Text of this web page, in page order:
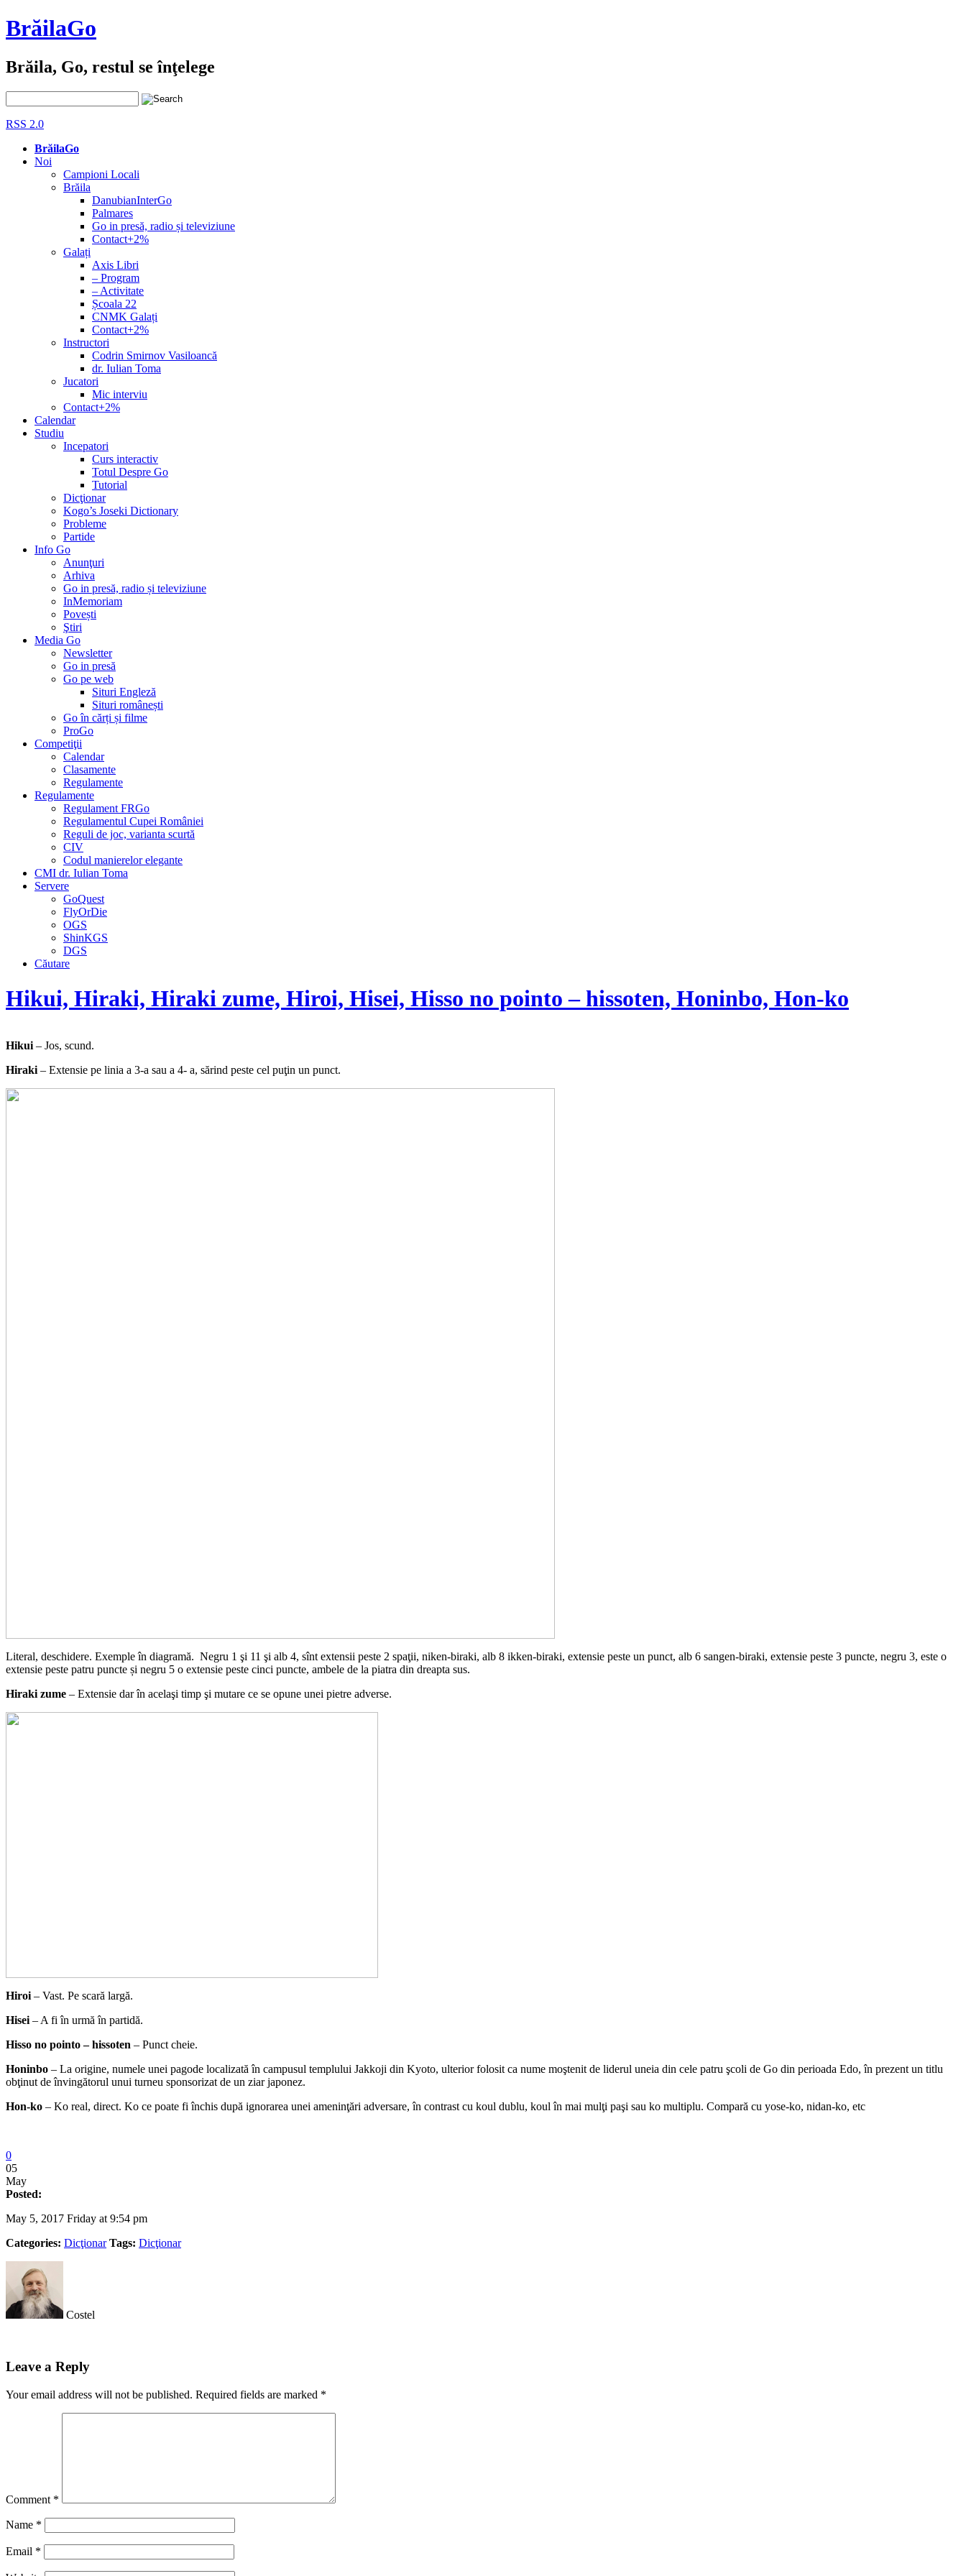
BrăilaGo
Brăila, Go, restul se înţelege
RSS 2.0
BrăilaGo
Noi
Campioni Locali
Brăila
DanubianInterGo
Palmares
Go in presă, radio și televiziune
Contact+2%
Galați
Axis Libri
– Program
– Activitate
Școala 22
CNMK Galați
Contact+2%
Instructori
Codrin Smirnov Vasiloancă
dr. Iulian Toma
Jucatori
Mic interviu
Contact+2%
Calendar
Studiu
Incepatori
Curs interactiv
Totul Despre Go
Tutorial
Dicţionar
Kogo’s Joseki Dictionary
Probleme
Partide
Info Go
Anunţuri
Arhiva
Go in presă, radio și televiziune
InMemoriam
Povești
Ştiri
Media Go
Newsletter
Go in presă
Go pe web
Situri Engleză
Situri românești
Go în cărți și filme
ProGo
Competiţii
Calendar
Clasamente
Regulamente
Regulamente
Regulament FRGo
Regulamentul Cupei României
Reguli de joc, varianta scurtă
CIV
Codul manierelor elegante
CMI dr. Iulian Toma
Servere
GoQuest
FlyOrDie
OGS
ShinKGS
DGS
Căutare
Hikui, Hiraki, Hiraki zume, Hiroi, Hisei, Hisso no pointo – hissoten, Honinbo, Hon-ko
Hikui – Jos, scund.
Hiraki – Extensie pe linia a 3-a sau a 4- a, sărind peste cel puţin un punct.
Literal, deschidere. Exemple în diagramă. Negru 1 şi 11 şi alb 4, sînt extensii peste 2 spaţii, niken-biraki, alb 8 ikken-biraki, extensie peste un punct, alb 6 sangen-biraki, extensie peste 3 puncte, negru 3, este o
extensie peste patru puncte și negru 5 o extensie peste cinci puncte, ambele de la piatra din dreapta sus.
Hiraki zume – Extensie dar în acelaşi timp şi mutare ce se opune unei pietre adverse.
Hiroi – Vast. Pe scară largă.
Hisei – A fi în urmă în partidă.
Hisso no pointo – hissoten – Punct cheie.
Honinbo – La origine, numele unei pagode localizată în campusul templului Jakkoji din Kyoto, ulterior folosit ca nume moştenit de liderul uneia din cele patru şcoli de Go din perioada Edo, în prezent un titlu
obţinut de învingătorul unui turneu sponsorizat de un ziar japonez.
Hon-ko – Ko real, direct. Ko ce poate fi închis după ignorarea unei ameninţări adversare, în contrast cu koul dublu, koul în mai mulţi paşi sau ko multiplu. Compară cu yose-ko, nidan-ko, etc
0
05
May
Posted:
May 5, 2017 Friday at 9:54 pm
Categories: Dicţionar Tags: Dicţionar
Costel
Leave a Reply
Your email address will not be published. Required fields are marked *
Comment *
Name *
Email *